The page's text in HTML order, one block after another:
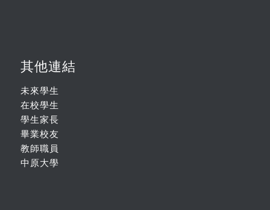
其他連結
未來學生
在校學生
學生家長
畢業校友
教師職員
中原大學